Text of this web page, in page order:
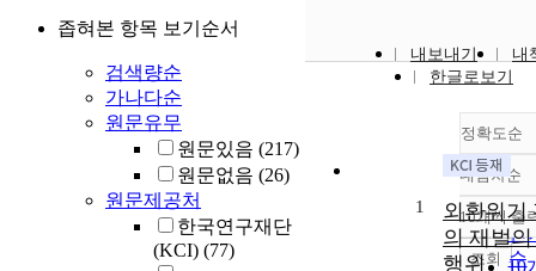
좁혀본 항목 보기순서
검색량순
가나다순
원문유무
원문있음 (217)
원문없음 (26)
원문제공처
한국연구재단
(KCI) (77)
내보내기
내
한글로보기
정확도순
정
순
인
순
내림차순
내
10개씩 출
조회
1
외환위기
의 재벌
행위